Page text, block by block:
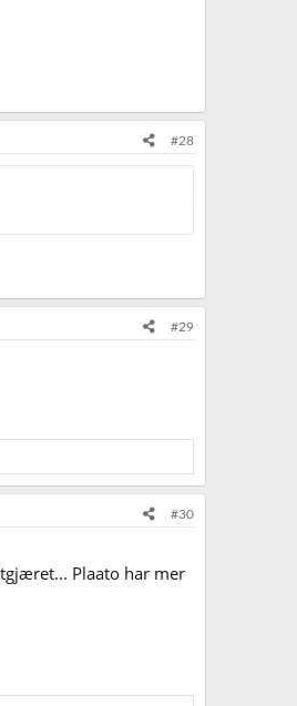
#28
#29
#30
Plaato har mer